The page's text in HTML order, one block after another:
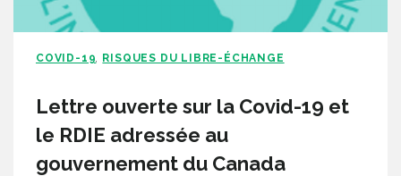
COVID-19 RISQUES DU LIBRE-ÉCHANGE
Lettre ouverte sur la Covid-19 et
le RDIE adressée au
gouvernement du Canada